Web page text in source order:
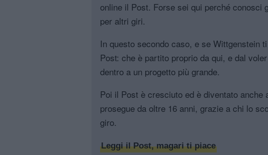
online il Post. Forse sei qui perché conosci
per altri giri.
In questo secondo caso, e se Wittgenstein
Post: che è partito proprio da qui, e dal
dentro a un progetto più grande.
Poi il Post è cresciuto ed è diventato
prosegue da oltre 16 anni, grazie a chi lo
giro.
Leggi il Post, magari ti piace